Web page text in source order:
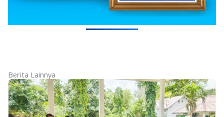
Berita Lainnya